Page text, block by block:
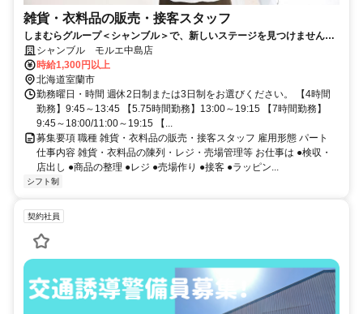
雑貨・衣料品の販売・接客スタッフ
しまむらグループ＜シャンブル＞で、新しいステージを見つけません
か？ シフトは希望を考慮します
シャンブル モルエ中島店
時給1,300円以上
北海道室蘭市
勤務曜日・時間 週休2日制または3日制をお選びください。 【4時間
勤務】9:45～13:45 【5.75時間勤務】13:00～19:15 【7時間勤務】
9:45～18:00/11:00～19:15 【...
募集要項 職種 雑貨・衣料品の販売・接客スタッフ 雇用形態 パート
仕事内容 雑貨・衣料品の陳列・レジ・売場管理等 お仕事は ●検収・
店出し ●商品の整理 ●レジ ●売場作り ●接客 ●ラッピン...
シフト制
契約社員